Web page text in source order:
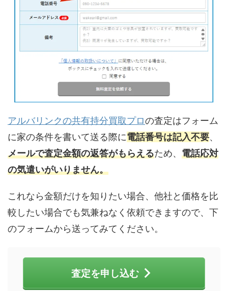
アルバリンクの共有持分買取プロの査定はフォーム
に家の条件を書いて送る際に電話番号は記入不要、
メールで査定金額の返答がもらえるため、 電話応対
の気遣いがいりません。
これなら金額だけを知りたい場合、他社と価格を比
較したい場合でも気兼ねなく依頼できますので、下
のフォームから送ってみてください。
査定を申し込む